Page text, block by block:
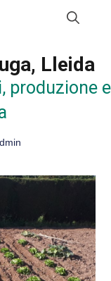
Lleida
produzione e